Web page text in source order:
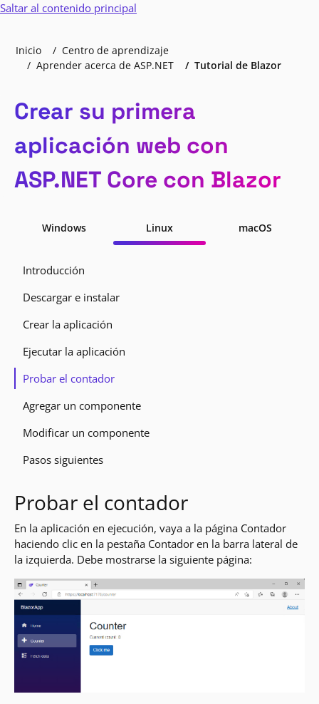
Saltar al contenido principal
Inicio
Centro de aprendizaje
Aprender acerca de ASP.NET
Tutorial de Blazor
Crear su primera
aplicación web con
ASP.NET Core con Blazor
Windows Linux macOS
Introducción
Descargar e instalar
Crear la aplicación
Ejecutar la aplicación
Probar el contador
Agregar un componente
Modificar un componente
Pasos siguientes
Probar el contador
En la aplicación en ejecución, vaya a la página Contador
haciendo clic en la pestaña Contador en la barra lateral de
la izquierda. Debe mostrarse la siguiente página: